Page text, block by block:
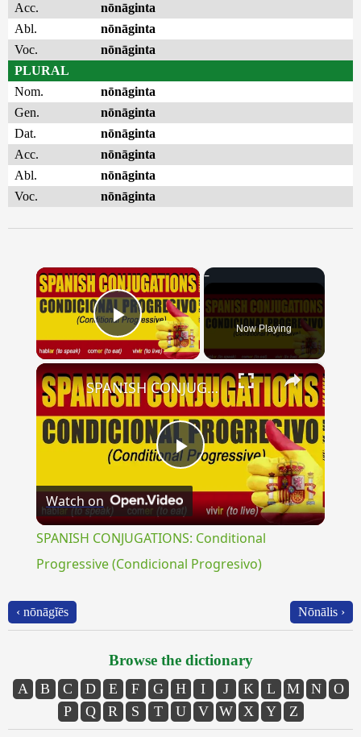
Acc.
nōnāginta
Abl.
nōnāginta
Voc.
nōnāginta
PLURAL
Nom.
nōnāginta
Gen.
nōnāginta
Dat.
nōnāginta
Acc.
nōnāginta
Abl.
nōnāginta
Voc.
nōnāginta
×
Play Video Now Playing
×
Play
Video
SPANISH CONJUGATIONS: Conditional Progressive (Condicional Progresivo)
Watch on
SPANISH CONJUGATIONS: Conditional
Progressive (Condicional Progresivo)
‹ nōnāgĭēs Nōnālis ›
Browse the dictionary
A B C D E F G H I J K L M N
O
P
Q R S T U V W X Y Z